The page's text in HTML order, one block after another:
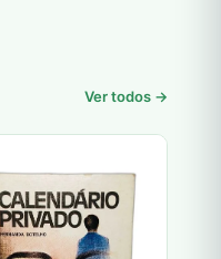
Ver todos →